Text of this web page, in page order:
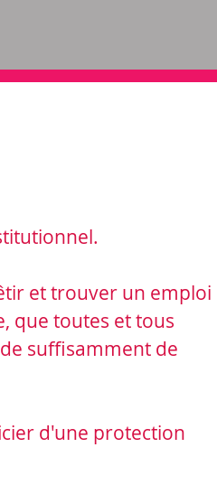
et trouver un emploi
que toutes et tous
suffisamment de
d'une protection